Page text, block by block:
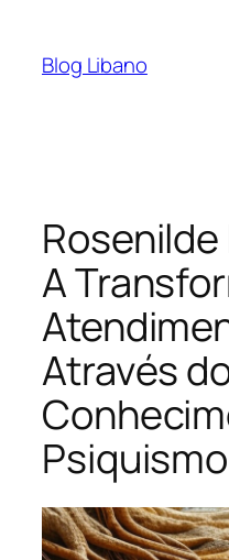
Blog Libano
A
Através